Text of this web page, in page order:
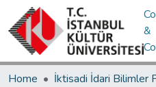
&
Home